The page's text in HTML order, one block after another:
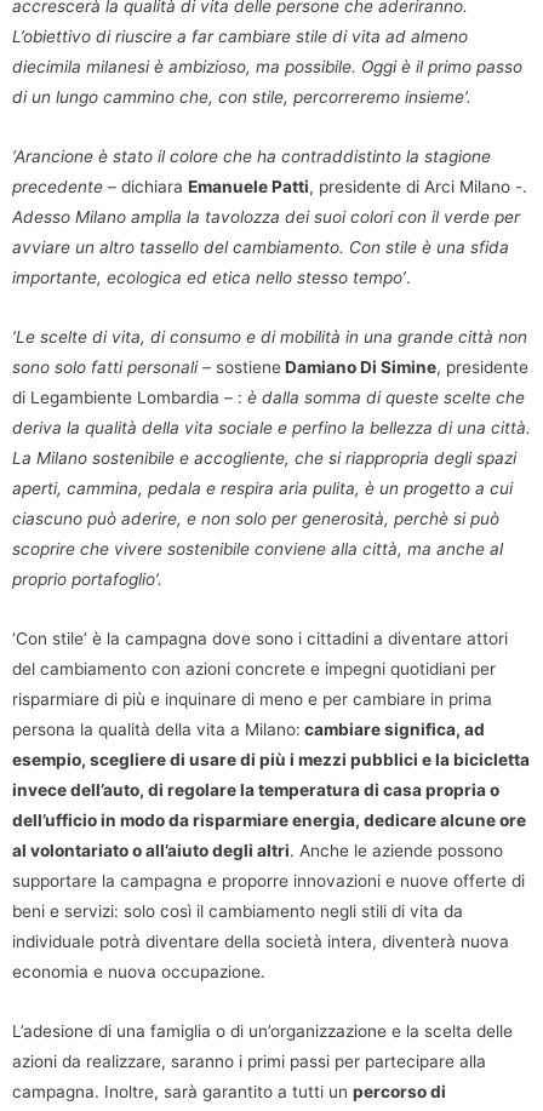
accrescerà la qualità di vita delle persone che aderiranno.
L’obiettivo di riuscire a far cambiare stile di vita ad almeno
diecimila milanesi è ambizioso, ma possibile. Oggi è il primo passo
di un lungo cammino che, con stile, percorreremo insieme’.
‘Arancione è stato il colore che ha contraddistinto la stagione
precedente – dichiara Emanuele Patti, presidente di Arci Milano -.
Adesso Milano amplia la tavolozza dei suoi colori con il verde per
avviare un altro tassello del cambiamento. Con stile è una sfida
importante, ecologica ed etica nello stesso tempo’.
‘Le scelte di vita, di consumo e di mobilità in una grande città non
sono solo fatti personali – sostieneDamiano Di Simine, presidente
di Legambiente Lombardia – : è dalla somma di queste scelte che
deriva la qualità della vita sociale e perfino la bellezza di una città.
La Milano sostenibile e accogliente, che si riappropria degli spazi
aperti, cammina, pedala e respira aria pulita, è un progetto a cui
ciascuno può aderire, e non solo per generosità, perchè si può
scoprire che vivere sostenibile conviene alla città, ma anche al
proprio portafoglio’.
‘Con stile’ è la campagna dove sono i cittadini a diventare attori
del cambiamento con azioni concrete e impegni quotidiani per
risparmiare di più e inquinare di meno e per cambiare in prima
persona la qualità della vita a Milano: cambiare significa, ad
esempio, scegliere di usare di più i mezzi pubblici e la bicicletta
invece dell’auto, di regolare la temperatura di casa propria o
dell’ufficio in modo da risparmiare energia, dedicare alcune ore
al volontariato o all’aiuto degli altri. Anche le aziende possono
supportare la campagna e proporre innovazioni e nuove offerte di
beni e servizi: solo così il cambiamento negli stili di vita da
individuale potrà diventare della società intera, diventerà nuova
economia e nuova occupazione.
L’adesione di una famiglia o di un’organizzazione e la scelta delle
azioni da realizzare, saranno i primi passi per partecipare alla
campagna. Inoltre, sarà garantito a tutti un percorso di